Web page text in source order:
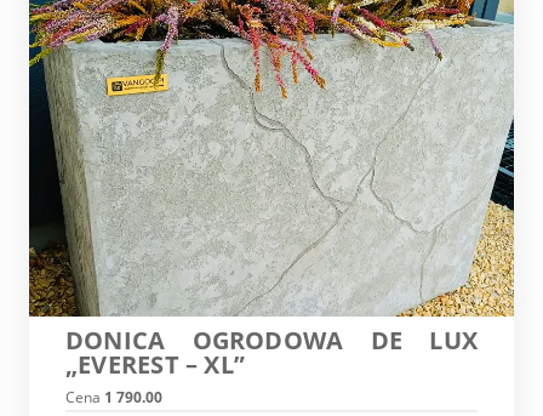
DONICA OGRODOWA DE LUX
„EVEREST – XL”
Cena 1 790.00